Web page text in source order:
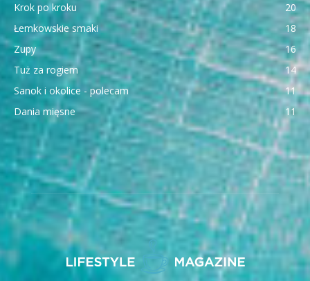
Krok po kroku
20
Łemkowskie smaki
18
Zupy
16
Tuż za rogiem
14
Sanok i okolice - polecam
11
Dania mięsne
11